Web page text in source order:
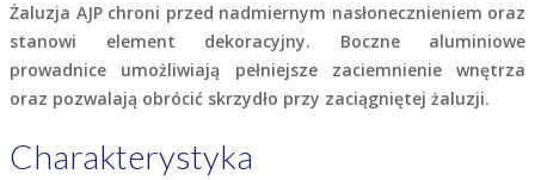
Żaluzja AJPchroni przed nadmiernym nasłonecznieniem oraz
stanowi element dekoracyjny. Boczne aluminiowe
prowadnice umożliwiają pełniejsze zaciemnienie wnętrza
oraz pozwalają obrócić skrzydło przy zaciągniętej żaluzji.
Charakterystyka